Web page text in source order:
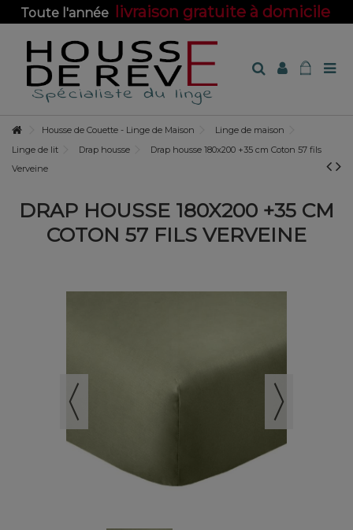
Toute l'année livraison gratuite à domicile
Housse de Couette - Linge de Maison
Linge de maison
Linge de lit
Drap housse
Drap housse 180x200 +35 cm Coton 57 fils
Verveine
DRAP HOUSSE 180X200 +35 CM
COTON 57 FILS VERVEINE